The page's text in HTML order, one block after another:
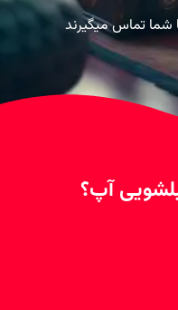
شما تماس میگیرند
آپ؟